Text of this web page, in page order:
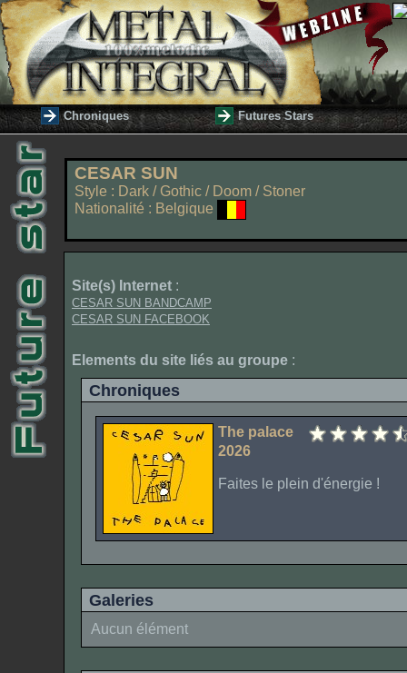
Chroniques Futures Stars
CESAR SUN
Style : Dark / Gothic / Doom / Stoner
Nationalité : Belgique
Site(s) Internet :
CESAR SUN BANDCAMP
CESAR SUN FACEBOOK
Elements du site liés au groupe :
Chroniques
The palace
2026
Faites le plein d'énergie !
Galeries
Aucun élément